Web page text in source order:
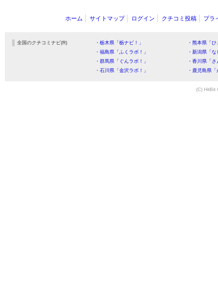
ホーム サイトマップ ログイン クチコミ投稿 プラ
全国のクチコミナビ(R) ・栃木県「栃ナビ！」
・熊本県「
・福島県「ふくラボ！」
・新潟県「
・群馬県「ぐんラボ！」
・香川県「
・石川県「金沢ラボ！」
・鹿児島県
(C) HitBit